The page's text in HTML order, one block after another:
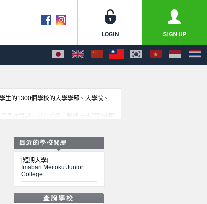
生的1300個學校的大學學部、大學院、
考試資訊、設施介紹、聯絡方式等對外國
[短期大學]
Imabari Meitoku Junior
College